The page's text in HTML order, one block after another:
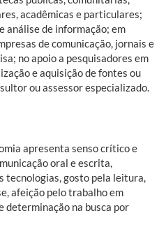
acadêmicas e particulares;
análise de informação; em
de comunicação, jornais e
no apoio a pesquisadores em
e aquisição de fontes ou
ou assessor especializado.
apresenta senso crítico e
oral e escrita,
tecnologias, gosto pela leitura,
afeição pelo trabalho em
determinação na busca por